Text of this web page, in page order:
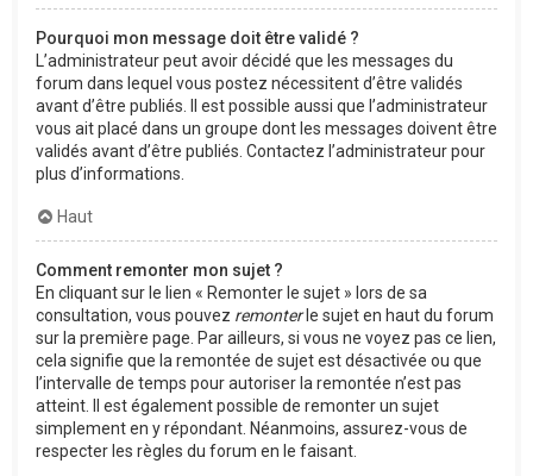
Pourquoi mon message doit être validé ?
L’administrateur peut avoir décidé que les messages du
forum dans lequel vous postez nécessitent d’être validés
avant d’être publiés. Il est possible aussi que l’administrateur
vous ait placé dans un groupe dont les messages doivent être
validés avant d’être publiés. Contactez l’administrateur pour
plus d’informations.
Haut
Comment remonter mon sujet ?
En cliquant sur le lien « Remonter le sujet » lors de sa
consultation, vous pouvez remonterle sujet en haut du forum
sur la première page. Par ailleurs, si vous ne voyez pas ce lien,
cela signifie que la remontée de sujet est désactivée ou que
l’intervalle de temps pour autoriser la remontée n’est pas
atteint. Il est également possible de remonter un sujet
simplement en y répondant. Néanmoins, assurez-vous de
respecter les règles du forum en le faisant.